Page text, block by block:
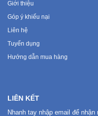
Giới thiệu
Góp ý khiếu nại
Liên hệ
Tuyển dụng
Hướng dẫn mua hàng
LIÊN KẾT
Nhanh tay nhập email để